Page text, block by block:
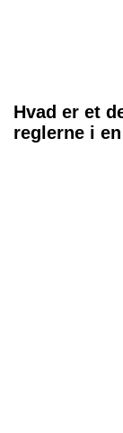
Hvad er et
reglerne i